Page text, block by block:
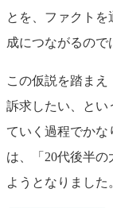
とを、ファクト
成につながるので
この仮説を踏ま
訴求したい、とい
ていく過程でかな
は、「20代後半
ようとなりました